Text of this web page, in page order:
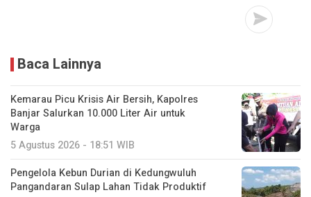
Baca Lainnya
Kemarau Picu Krisis Air Bersih, Kapolres
Banjar Salurkan 10.000 Liter Air untuk
Warga
5 Agustus 2026 - 18:51 WIB
Pengelola Kebun Durian di Kedungwuluh
Pangandaran Sulap Lahan Tidak Produktif ‎